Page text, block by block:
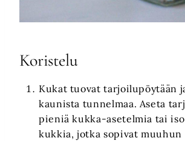
Koristelu
Kukat tuovat tarjoilupöytään
kaunista tunnelmaa. Aseta
pieniä kukka-asetelmia tai
kukkia, jotka sopivat